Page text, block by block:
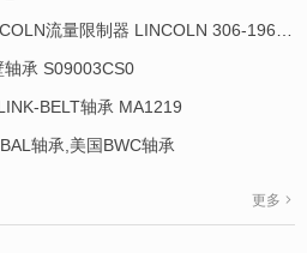
轴承 S09003CS0
BELT轴承 MA1219
轴承,美国BWC轴承
更多